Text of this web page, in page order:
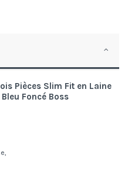
Pièces Slim Fit en Laine
Foncé Boss